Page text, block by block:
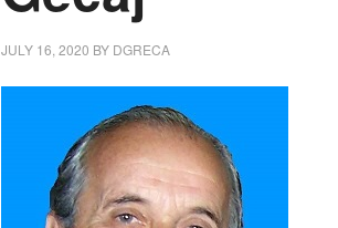
JULY 16, 2020 BY DGRECA